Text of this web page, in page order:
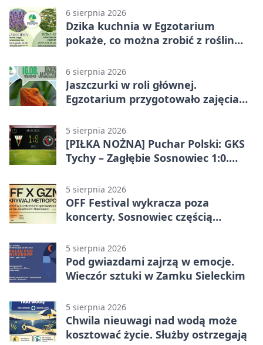
6 sierpnia 2026
Dzika kuchnia w Egzotarium
pokaże, co można zrobić z roślin
6 sierpnia 2026
Jaszczurki w roli głównej.
Egzotarium przygotowało zajęcia
5 sierpnia 2026
[PIŁKA NOŻNA] Puchar Polski: GKS
Tychy – Zagłębie Sosnowiec 1:0.
przed przerwą
5 sierpnia 2026
OFF Festival wykracza poza
koncerty. Sosnowiec częścią
5 sierpnia 2026
Pod gwiazdami zajrzą w emocje.
Wieczór sztuki w Zamku Sieleckim
5 sierpnia 2026
Chwila nieuwagi nad wodą może
kosztować życie. Służby ostrzegają